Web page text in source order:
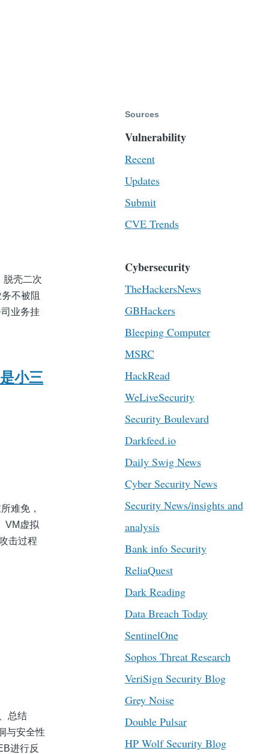
脱壳二次
不被阻
业务挂
小三
难免，
VM虚拟
击过程
总结
与安全性
进行反
Sources
Vulnerability
Recent
Updates
Submit
CVE Trends
Cybersecurity
TheHackersNews
GBHackers
Bleeping Computer
MSRC
HackRead
WeLiveSecurity
Security Boulevard
Darkfeed.io
Daily Swig News
Cyber Security News
Security News/insights and
analysis
Bank info Security
ReliaQuest
Dark Reading
Data Breach Today
SentinelOne
Sophos Threat Research
VeriSign Security Blog
Grey Noise
Double Pulsar
HP Wolf Security Blog